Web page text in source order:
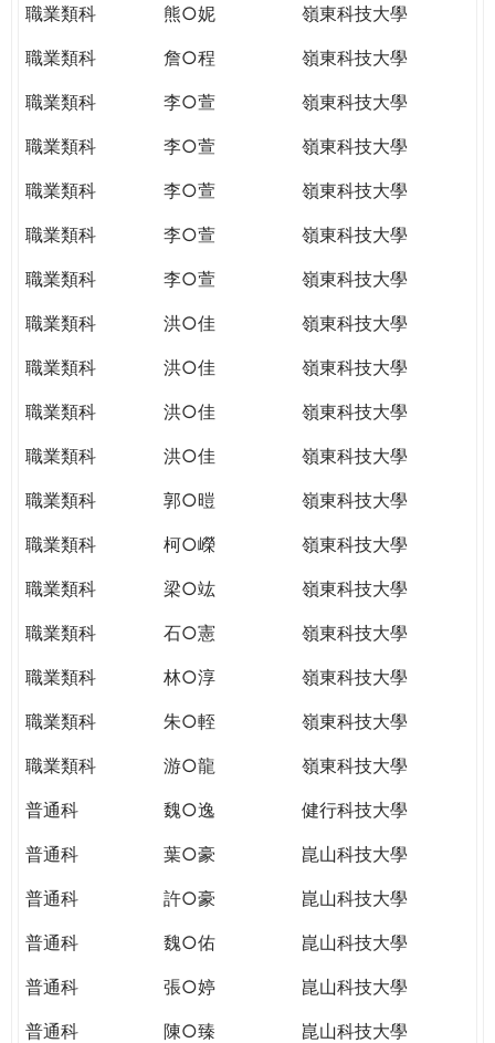
職業類科
熊○妮
嶺東科技大學
職業類科
詹○程
嶺東科技大學
職業類科
李○萱
嶺東科技大學
職業類科
李○萱
嶺東科技大學
職業類科
李○萱
嶺東科技大學
職業類科
李○萱
嶺東科技大學
職業類科
李○萱
嶺東科技大學
職業類科
洪○佳
嶺東科技大學
職業類科
洪○佳
嶺東科技大學
職業類科
洪○佳
嶺東科技大學
職業類科
洪○佳
嶺東科技大學
職業類科
郭○暟
嶺東科技大學
職業類科
柯○嶸
嶺東科技大學
職業類科
梁○竑
嶺東科技大學
職業類科
石○憲
嶺東科技大學
職業類科
林○淳
嶺東科技大學
職業類科
朱○輊
嶺東科技大學
職業類科
游○龍
嶺東科技大學
普通科
魏○逸
健行科技大學
普通科
葉○豪
崑山科技大學
普通科
許○豪
崑山科技大學
普通科
魏○佑
崑山科技大學
普通科
張○婷
崑山科技大學
普通科
陳○臻
崑山科技大學